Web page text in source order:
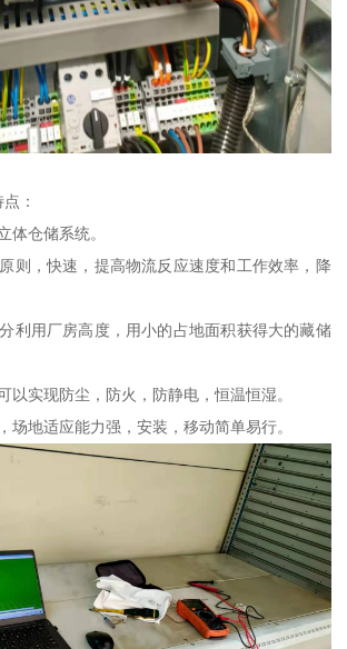
：
体仓储系统。
则，快速，提高物流反应速度和工作效率，降
利用厂房高度，用小的占地面积获得大的藏储
以实现防尘，防火，防静电，恒温恒湿。
场地适应能力强，安装，移动简单易行。